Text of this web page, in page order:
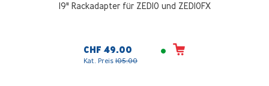
19" Rackadapter für ZED10 und ZED10FX
CHF 49.00
Kat. Preis 105.00